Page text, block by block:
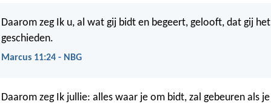
Daarom zeg Ik u, al wat gij bidt en begeert, gelooft, dat gij
geschieden.
Marcus 11:24 - NBG
Daarom zeg Ik jullie: alles waar je om bidt, zal gebeuren als